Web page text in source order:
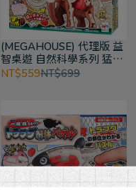
(MEGAHOUSE) 代理版 益
智桌遊 自然科學系列 猛瑪
象 趣味拼圖
NT$559NT$699